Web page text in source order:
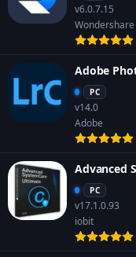
v6.0.7.15
Wondershare
Adobe
PC
v14.0
Adobe
Advanced
PC
v17.1.0.93
iobit